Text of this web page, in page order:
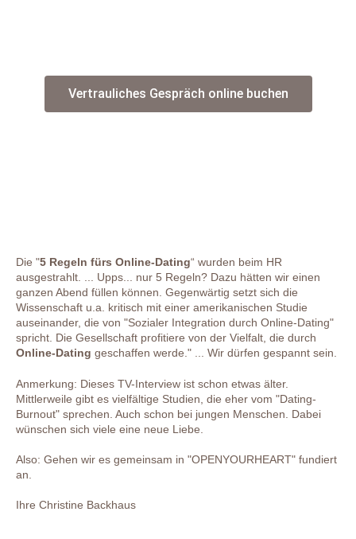
Vertrauliches Gespräch online buchen
Die "5 Regeln fürs Online-Dating“ wurden beim HR
ausgestrahlt. ... Upps... nur 5 Regeln? Dazu hätten wir einen
ganzen Abend füllen können. Gegenwärtig setzt sich die
Wissenschaft u.a. kritisch mit einer amerikanischen Studie
auseinander, die von "Sozialer Integration durch Online-Dating"
spricht. Die Gesellschaft profitiere von der Vielfalt, die durch
Online-Dating geschaffen werde." ... Wir dürfen gespannt sein.
Anmerkung: Dieses TV-Interview ist schon etwas älter.
Mittlerweile gibt es vielfältige Studien, die eher vom "Dating-
Burnout" sprechen. Auch schon bei jungen Menschen. Dabei
wünschen sich viele eine neue Liebe.
Also: Gehen wir es gemeinsam in "OPENYOURHEART" fundiert
an.
Ihre Christine Backhaus